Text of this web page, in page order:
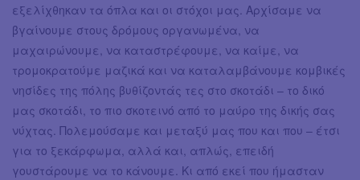
εξελίχθηκαν τα όπλα και οι στόχοι μας. Αρχίσαμε να
βγαίνουμε στους δρόμους οργανωμένα, να
μαχαιρώνουμε, να καταστρέφουμε, να καίμε, να
τρομοκρατούμε μαζικά και να καταλαμβάνουμε κομβικές
νησίδες της πόλης βυθίζοντάς τες στο σκοτάδι – το δικό
μας σκοτάδι, το πιο σκοτεινό από το μαύρο της δικής σας
νύχτας. Πολεμούσαμε και μεταξύ μας που και που – έτσι
για το ξεκάρφωμα, αλλά και, απλώς, επειδή
γουστάρουμε να το κάνουμε. Κι από εκεί που ήμασταν